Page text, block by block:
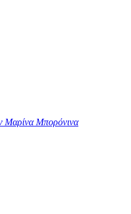
Μαρίνα Μπορόνινα